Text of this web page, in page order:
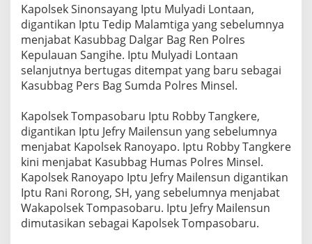
Kapolsek Sinonsayang Iptu Mulyadi Lontaan,
digantikan Iptu Tedip Malamtiga yang sebelumnya
menjabat Kasubbag Dalgar Bag Ren Polres
Kepulauan Sangihe. Iptu Mulyadi Lontaan
selanjutnya bertugas ditempat yang baru sebagai
Kasubbag Pers Bag Sumda Polres Minsel.
Kapolsek Tompasobaru Iptu Robby Tangkere,
digantikan Iptu Jefry Mailensun yang sebelumnya
menjabat Kapolsek Ranoyapo. Iptu Robby Tangkere
kini menjabat Kasubbag Humas Polres Minsel.
Kapolsek Ranoyapo Iptu Jefry Mailensun digantikan
Iptu Rani Rorong, SH, yang sebelumnya menjabat
Wakapolsek Tompasobaru. Iptu Jefry Mailensun
dimutasikan sebagai Kapolsek Tompasobaru.